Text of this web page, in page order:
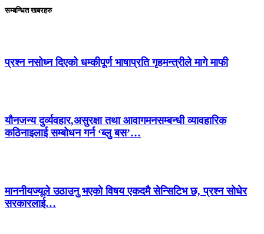
सम्बन्धित खबरहरु
प्रश्न नसोध्न दिएको धम्कीपूर्ण भाषाप्रति गृहमन्त्रीले मागे माफी
यौनजन्य दुर्व्यवहार,असुरक्षा तथा आवागमनसम्बन्धी व्यावहारिक
कठिनाइलाई सम्बोधन गर्न ‘ब्लु बस’…
माननीयज्यूले उठाउनु भएको विषय एकदमै सेन्सिटिभ छ, प्रश्न सोधेर
सरकारलाई…